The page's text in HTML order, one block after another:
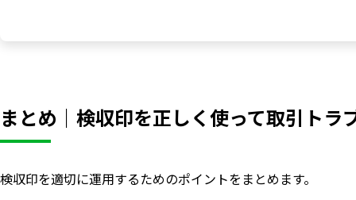
まとめ｜検収印を正しく使って取引トラ
検収印を適切に運用するためのポイントをまとめます。